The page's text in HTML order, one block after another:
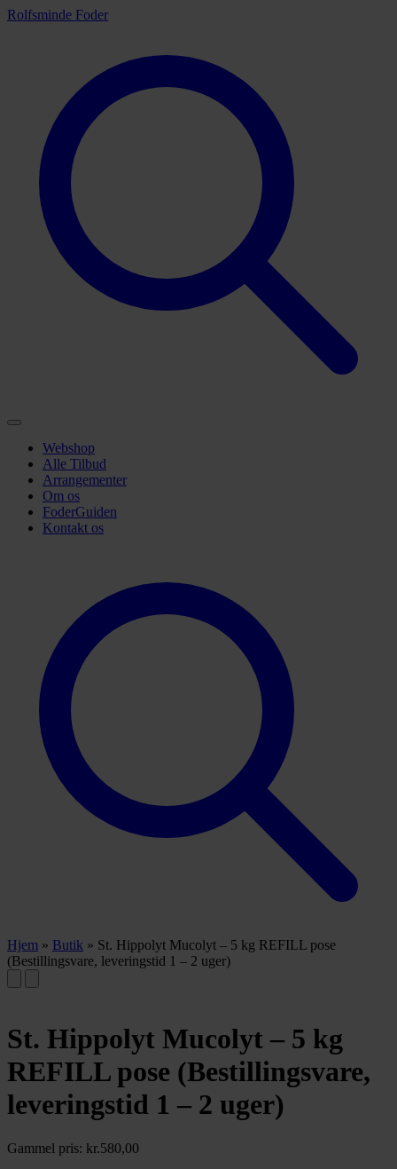
Rolfsminde Foder
Webshop
Alle Tilbud
Arrangementer
Om os
FoderGuiden
Kontakt os
Hjem » Butik » St. Hippolyt Mucolyt – 5 kg REFILL pose
(Bestillingsvare, leveringstid 1 – 2 uger)
St. Hippolyt Mucolyt – 5 kg
REFILL pose (Bestillingsvare,
leveringstid 1 – 2 uger)
Gammel pris: kr.580,00